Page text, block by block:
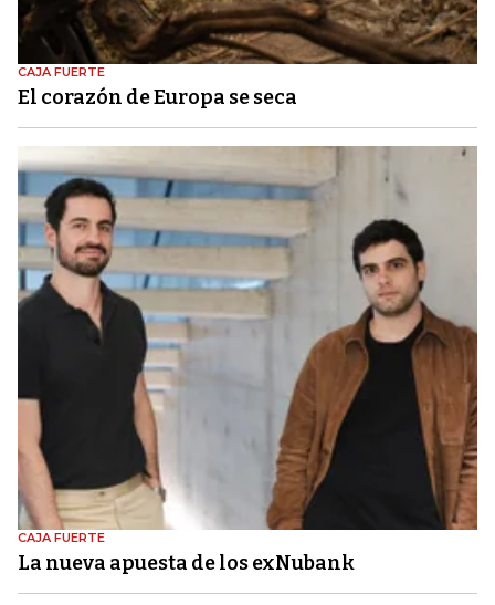
CAJA FUERTE
El corazón de Europa se seca
CAJA FUERTE
La nueva apuesta de los exNubank